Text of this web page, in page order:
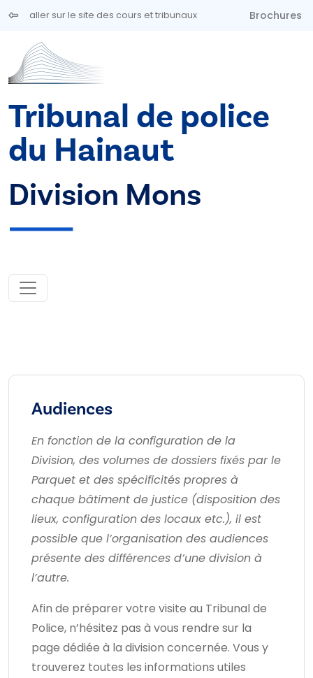
Aller au contenu principal
aller sur le site des cours et tribunaux Brochures
Tribunal de police
du Hainaut
Division Mons
Audiences
En fonction de la configuration de la
Division, des volumes de dossiers fixés par le
Parquet et des spécificités propres à
chaque bâtiment de justice (disposition des
lieux, configuration des locaux etc.), il est
possible que l’organisation des audiences
présente des différences d’une division à
l’autre.
Afin de préparer votre visite au Tribunal de
Police, n’hésitez pas à vous rendre sur la
page dédiée à la division concernée. Vous y
trouverez toutes les informations utiles